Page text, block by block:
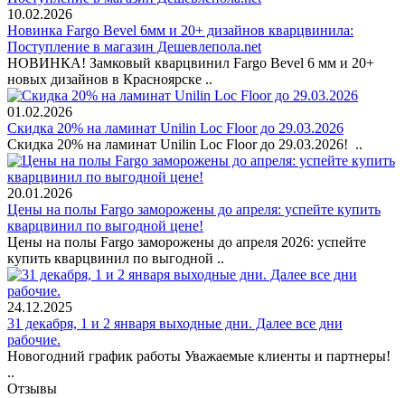
10.02.2026
Новинка Fargo Bevel 6мм и 20+ дизайнов кварцвинила:
Поступление в магазин Дешевлепола.net
НОВИНКА! Замковый кварцвинил Fargo Bevel 6 мм и 20+
новых дизайнов в Красноярске ..
01.02.2026
Скидка 20% на ламинат Unilin Loc Floor до 29.03.2026
Скидка 20% на ламинат Unilin Loc Floor до 29.03.2026! ..
20.01.2026
Цены на полы Fargo заморожены до апреля: успейте купить
кварцвинил по выгодной цене!
Цены на полы Fargo заморожены до апреля 2026: успейте
купить кварцвинил по выгодной ..
24.12.2025
31 декабря, 1 и 2 января выходные дни. Далее все дни
рабочие.
Новогодний график работы Уважаемые клиенты и партнеры!
..
Отзывы